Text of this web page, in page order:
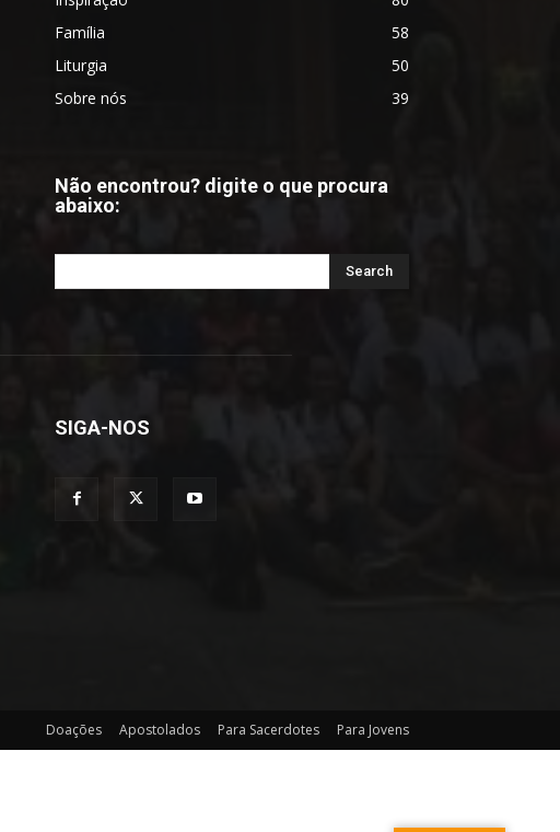
Família
58
Liturgia
50
Sobre nós
39
Não encontrou? digite o que procura
abaixo:
SIGA-NOS
Doações Apostolados Para Sacerdotes Para Jovens